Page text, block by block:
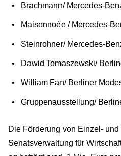
Brachmann/ Mercedes-
Maisonnoée / Mercedes-
Steinrohner/ Mercedes-
Dawid Tomaszewski/
William Fan/ Berliner
Gruppenausstellung/
Die Förderung von Einzel-
Senatsverwaltung für